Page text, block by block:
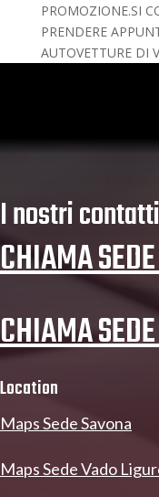
PROMOZIONE.SI
PRENDERE
AUTOVETTURE DI
I nostri contatti
CHIAMA
CHIAMA
Location
Maps Sede Savona
Maps Sede Vado